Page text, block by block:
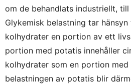
om de behandlats industriellt,
Glykemisk belastning tar
kolhydrater en portion av ett
portion med potatis innehåller
kolhydrater som en portion med
belastningen av potatis blir